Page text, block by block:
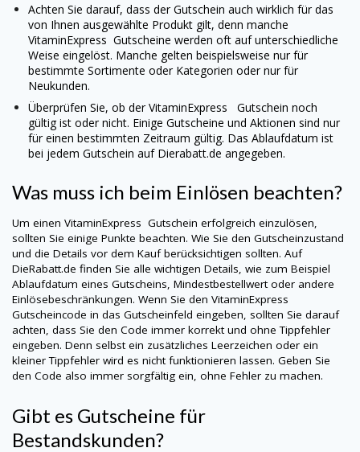
Achten Sie darauf, dass der Gutschein auch wirklich für das
von Ihnen ausgewählte Produkt gilt, denn manche
VitaminExpress Gutscheine werden oft auf unterschiedliche
Weise eingelöst. Manche gelten beispielsweise nur für
bestimmte Sortimente oder Kategorien oder nur für
Neukunden.
Überprüfen Sie, ob derVitaminExpress
Gutschein noch
gültig ist oder nicht. Einige Gutscheine und Aktionen sind nur
für einen bestimmten Zeitraum gültig. Das Ablaufdatum ist
bei jedem Gutschein auf Dierabatt.de angegeben.
Was muss ich beim Einlösen beachten?
Um einen VitaminExpress Gutschein erfolgreich einzulösen,
sollten Sie einige Punkte beachten. Wie Sie den Gutscheinzustand
und die Details vor dem Kauf berücksichtigen sollten. Auf
DieRabatt.de finden Sie alle wichtigen Details, wie zum Beispiel
Ablaufdatum eines Gutscheins, Mindestbestellwert oder andere
Einlösebeschränkungen. Wenn Sie den VitaminExpress
Gutscheincode in das Gutscheinfeld eingeben, sollten Sie darauf
achten, dass Sie den Code immer korrekt und ohne Tippfehler
eingeben. Denn selbst ein zusätzliches Leerzeichen oder ein
kleiner Tippfehler wird es nicht funktionieren lassen. Geben Sie
den Code also immer sorgfältig ein, ohne Fehler zu machen.
Gibt es Gutscheine für
Bestandskunden?